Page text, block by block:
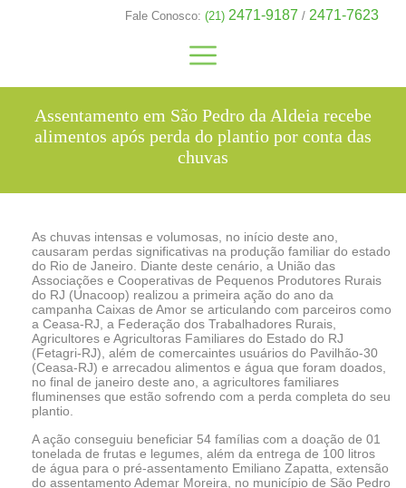
Fale Conosco: (21) 2471-9187 / 2471-7623
Assentamento em São Pedro da Aldeia recebe
alimentos após perda do plantio por conta das
chuvas
As chuvas intensas e volumosas, no início deste ano,
causaram perdas significativas na produção familiar do estado
do Rio de Janeiro. Diante deste cenário, a União das
Associações e Cooperativas de Pequenos Produtores Rurais
do RJ (Unacoop) realizou a primeira ação do ano da
campanha Caixas de Amor se articulando com parceiros como
a Ceasa-RJ, a Federação dos Trabalhadores Rurais,
Agricultores e Agricultoras Familiares do Estado do RJ
(Fetagri-RJ), além de comercaintes usuários do Pavilhão-30
(Ceasa-RJ) e arrecadou alimentos e água que foram doados,
no final de janeiro deste ano, a agricultores familiares
fluminenses que estão sofrendo com a perda completa do seu
plantio.
A ação conseguiu beneficiar 54 famílias com a doação de 01
tonelada de frutas e legumes, além da entrega de 100 litros
de água para o pré-assentamento Emiliano Zapatta, extensão
do assentamento Ademar Moreira, no município de São Pedro